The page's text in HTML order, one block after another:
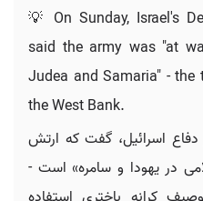
💡 On Sunday, Israel's
said the army was "at
Judea and Samaria" - the
the West Bank.
دفاع اسرائیل، گفت که ارتش
در یهودا و سامره» است -